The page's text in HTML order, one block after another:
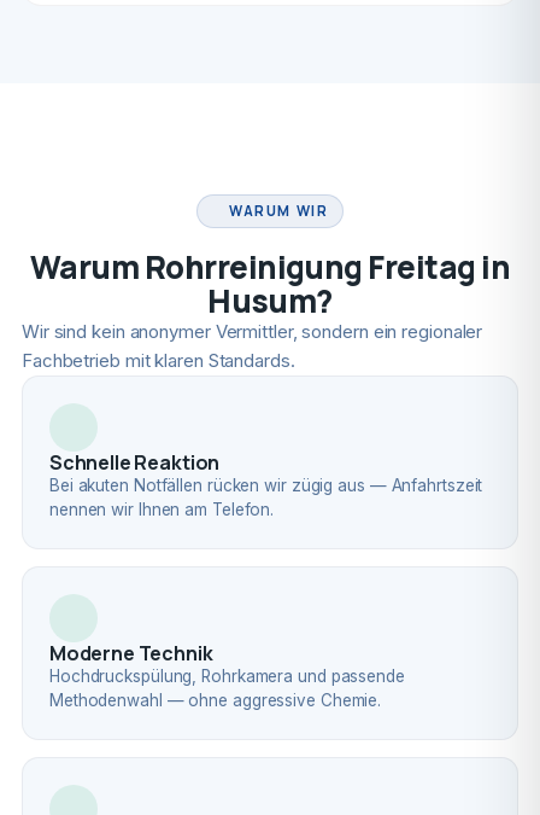
WARUM WIR
Warum Rohrreinigung Freitag in
Husum?
Wir sind kein anonymer Vermittler, sondern ein regionaler
Fachbetrieb mit klaren Standards.
Schnelle Reaktion
Bei akuten Notfällen rücken wir zügig aus — Anfahrtszeit
nennen wir Ihnen am Telefon.
Moderne Technik
Hochdruckspülung, Rohrkamera und passende
Methodenwahl — ohne aggressive Chemie.